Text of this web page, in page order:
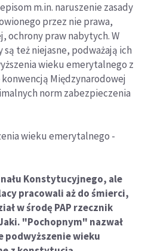
m.in. naruszenie zasady
przez nie prawa,
ochrony praw nabytych. W
też niejasne, podważają ich
wieku emerytalnego z
Międzynarodowej
norm zabezpieczenia
wieku emerytalnego -
Konstytucyjnego, ale
pracowali aż do śmierci,
w środę PAP rzecznik
"Pochopnym" nazwał
podwyższenie wieku